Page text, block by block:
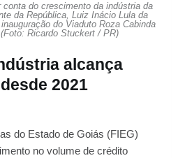
do crescimento da indústria da
da República, Luiz Inácio Lula da
do Viaduto Roza Cabinda
Ricardo Stuckert / PR)
alcança
2021
do Estado de Goiás (FIEG)
no volume de crédito